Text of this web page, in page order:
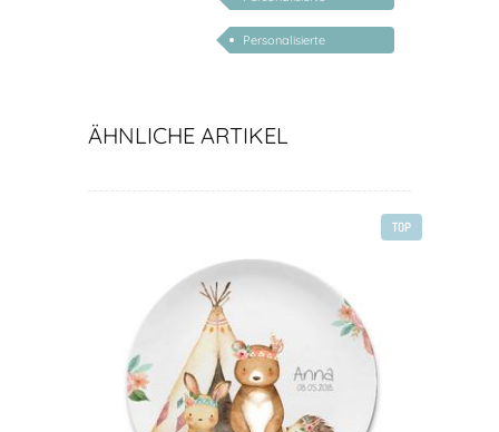
Babygeschenke
Personalisierte
ÄHNLICHE ARTIKEL
TOP